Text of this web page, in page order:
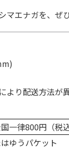
森亜土／ステッカ
セット
リ
マエナガを、ぜ
り配送方法が
一律800円（税込
ゆうパケット